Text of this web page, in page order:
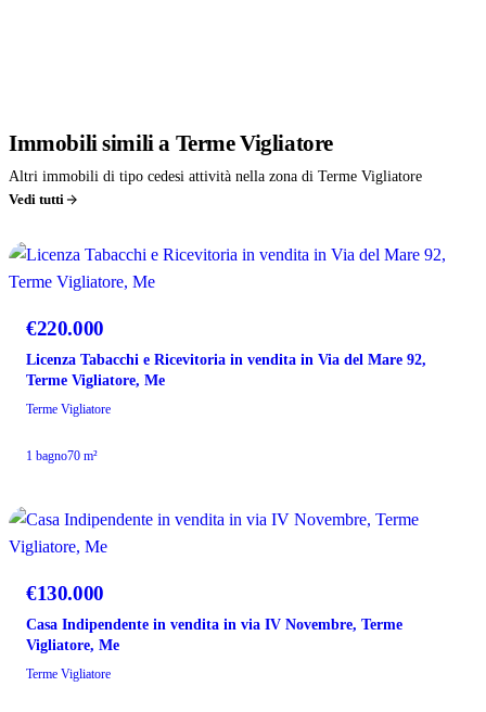
Immobilisimili a Terme Vigliatore
Altri immobili di tipo cedesi attività nella zona di Terme Vigliatore
Vedi tutti
€220.000
Licenza Tabacchi e Ricevitoria in vendita in Via del Mare 92,
Terme Vigliatore, Me
Terme Vigliatore
1 bagno70 m²
PREZZO RIDOTTO
€130.000
Casa Indipendente in vendita in via IV Novembre, Terme
Vigliatore, Me
Terme Vigliatore